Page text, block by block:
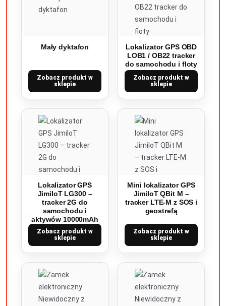
Mały dyktafon
Zobacz produkt w
sklepie
Lokalizator GPS OBD
LOB1 / OB22 tracker
do samochodu i floty
Zobacz produkt w
sklepie
Lokalizator GPS
JimiIoT LG300 –
tracker 2G do
samochodu i
aktywów 10000mAh
Zobacz produkt w
sklepie
Mini lokalizator GPS
JimiIoT QBit M –
tracker LTE-M z SOS i
geostrefą
Zobacz produkt w
sklepie